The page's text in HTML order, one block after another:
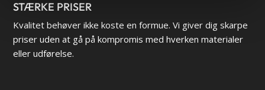
STÆRKE PRISER
Kvalitet behøver ikke koste en formue. Vi giver dig skarpe
priser uden at gå på kompromis med hverken materialer
eller udførelse.